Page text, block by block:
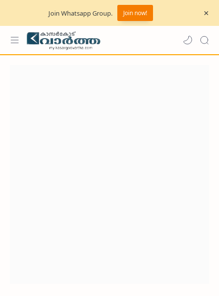
Join Whatsapp Group. Join now!